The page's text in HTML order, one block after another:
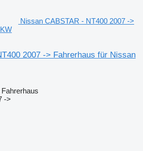
Nissan CABSTAR - NT400 2007 ->
2007 -> Fahrerhaus für Nissan
->